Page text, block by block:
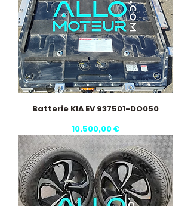
Batterie KIA EV 937501-DO050
Preis
10.500,00 €